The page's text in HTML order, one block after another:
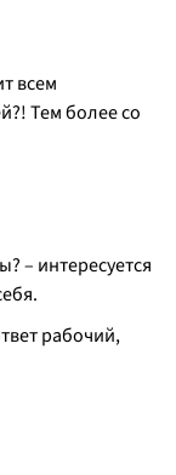
всем
Тем более со
– интересуется
рабочий,